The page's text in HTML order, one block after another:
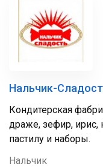
Нальчик-
Кондитерская
драже, зефир, ирис,
пастилу и наборы.
Нальчик